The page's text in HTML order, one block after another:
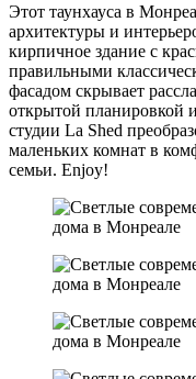
Этот таунхауса в
архитектуры и
кирпичное здание с
правильными
фасадом скрывает
открытой планировкой
студии La Shed
маленьких комнат в
семьи. Enjoy!